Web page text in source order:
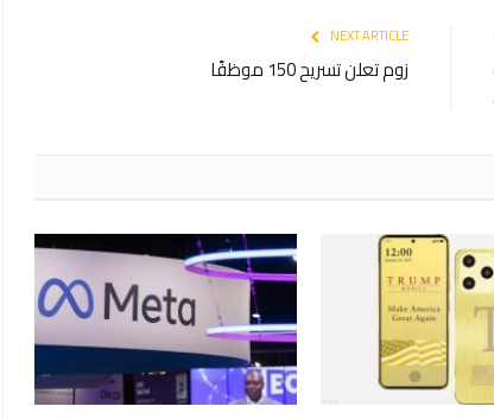
NEXT ARTICLE
زوم تعلن تسريح 150 موظفًا